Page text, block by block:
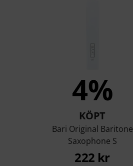
4%
KÖPT
Bari Original Baritone
Saxophone S
222 kr